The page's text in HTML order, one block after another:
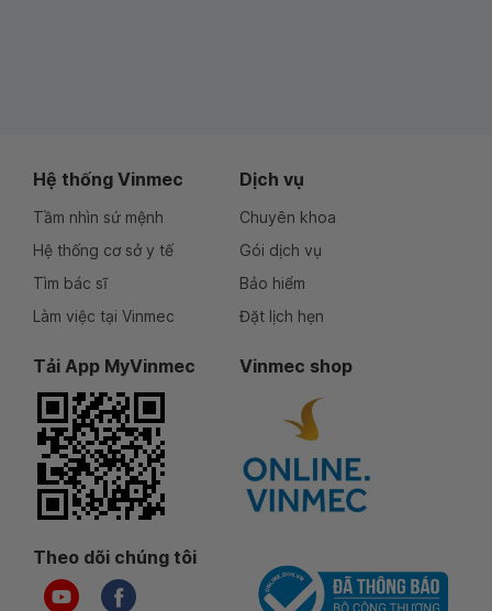
Hệ thống Vinmec
Tầm nhìn sứ mệnh
Hệ thống cơ sở y tế
Tìm bác sĩ
Làm việc tại Vinmec
Dịch vụ
Chuyên khoa
Gói dịch vụ
Bảo hiểm
Đặt lịch hẹn
Tải App MyVinmec Vinmec shop
Theo dõi chúng tôi